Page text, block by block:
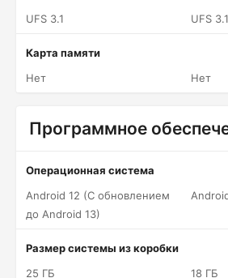
UFS 3.1 UFS 3.1
Карта памяти
Нет
Нет
Программное
Операционная система
Android 12 (С обновлением
до Android 13)
Размер системы из коробки
25 ГБ
18 ГБ